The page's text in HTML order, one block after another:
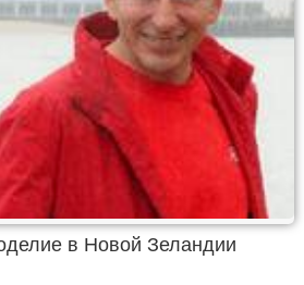
в Новой Зеландии